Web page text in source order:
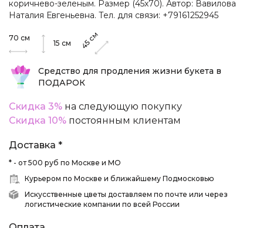
коричнево-зеленым. Размер (45х70). Автор: Вавилова
Наталия Евгеньевна. Тел. для связи: +79161252945
70 см
15 см 45
см
Средство для продления жизни букета в
ПОДАРОК
Скидка 3% на следующую покупку
Скидка 10% постоянным клиентам
Доставка *
* - от 500 руб по Москве и МО
Курьером по Москве и ближайшему Подмосковью
Искусственные цветы доставляем по почте или через
логистические компании по всей России